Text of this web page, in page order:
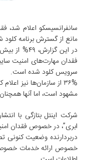
سانفرانسیسکو اعلام شد،
مانع از گسترش برنامه
در این
فقدان مهارت‌های امنیت
سرویس کلود شده است.
۳۶% از سازمان‌ها نیز
مشهود است، اما آنها
شرکت اینتل بتازگی با
ابری”، در خصوص فقدان
دربردارنده وضعیت کنونی
خصوص ارائه خدمات خصوصی